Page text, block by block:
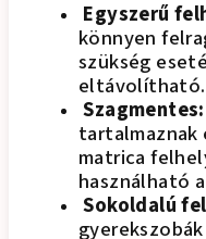
Egyszerű
könnyen
szükség
eltávolítható.
Szagmentes:
tartalmaznak
matrica
használható
Sokoldalú